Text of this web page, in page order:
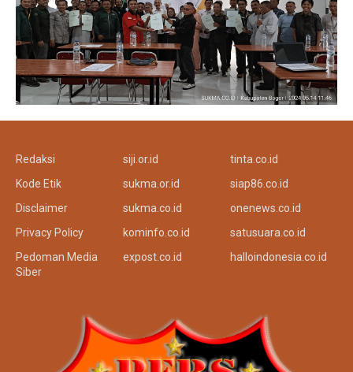
Redaksi
Kode Etik
Disclaimer
Privacy Policy
Pedoman Media
Siber
siji.or.id
sukma.or.id
sukma.co.id
kominfo.co.id
expost.co.id
tinta.co.id
siap86.co.id
onenews.co.id
satusuara.co.id
halloindonesia.co.id